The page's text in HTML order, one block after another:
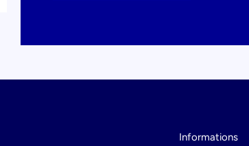
Informations